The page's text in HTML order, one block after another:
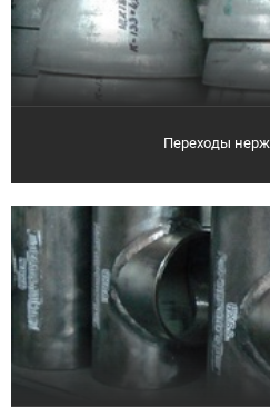
Переходы